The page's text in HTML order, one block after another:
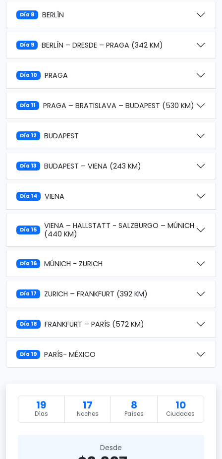
Día 8 BERLÍN
Día 9 BERLÍN – DRESDE – PRAGA (342 KM)
Día 10 PRAGA
Día 11 PRAGA – BRATISLAVA – BUDAPEST (530 KM)
Día 12 BUDAPEST
Día 13 BUDAPEST – VIENA (243 KM)
Día 14 VIENA
Día 15
VIENA – HALLSTATT - SALZBURGO – MÚNICH
(440 KM)
Día 16 MÚNICH - ZURICH
Día 17 ZURICH – FRANKFURT (392 KM)
Día 18 FRANKFURT – PARÍS (572 KM)
Día 19 PARÍS- MÉXICO
19
Días
17
Noches
8
Países
10
Ciudades
Desde